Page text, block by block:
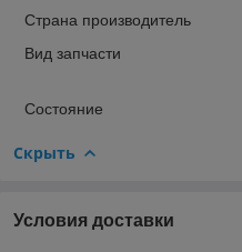
Страна производитель
Вид запчасти
Состояние
Скрыть
Условия доставки